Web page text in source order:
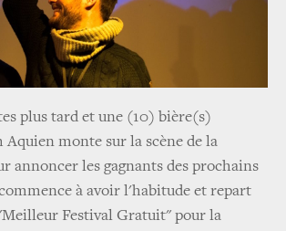
plus tard et une (10) bière(s)
Aquien monte sur la scène de la
annoncer les gagnants des prochains
à avoir l'habitude et repart
Festival Gratuit" pour la